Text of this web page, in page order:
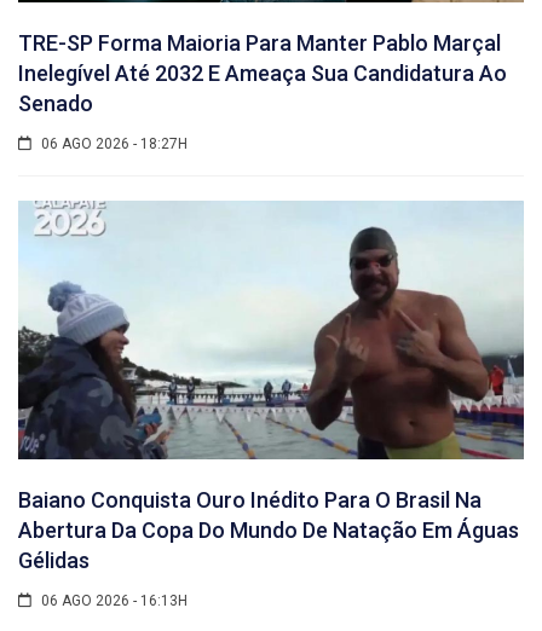
TRE-SP Forma Maioria Para Manter Pablo Marçal
Inelegível Até 2032 E Ameaça Sua Candidatura Ao
Senado
06 AGO 2026 - 18:27H
Baiano Conquista Ouro Inédito Para O Brasil Na
Abertura Da Copa Do Mundo De Natação Em Águas
Gélidas
06 AGO 2026 - 16:13H